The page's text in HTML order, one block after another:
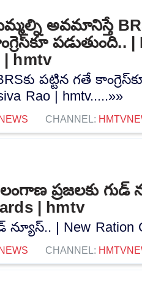
అవమానిస్తే
పడుతుంది..
| hmtv
పట్టిన గతే
Rao | hmtv.....»»
CHANNEL:
ప్రజలకు గుడ్
| hmtv
| New Ration
NEWS CHANNEL: